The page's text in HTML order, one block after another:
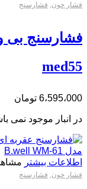
فشار خون, فشارسنج
فشارسنج بی
med55
6،595،000 تومان
در انبار موجود نمی
اطلاعات بیشتر
فشار خون, فشارسنج